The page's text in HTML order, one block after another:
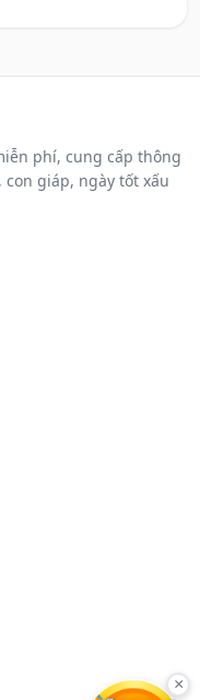
phí, cung cấp thông
giáp, ngày tốt xấu
×